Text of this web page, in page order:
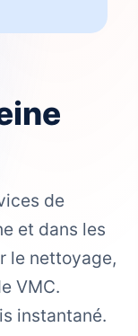
de
et dans les
le nettoyage,
VMC.
instantané.